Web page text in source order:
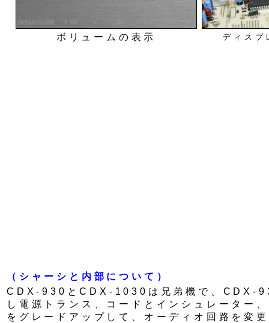
ボリュームの表示 ディスプ
（シャーシと内部について）
CDX-930とCDX-1030は兄弟機で、CDX-
し電源トランス、コードとインシュレーター
をグレードアップして、オーディオ回路を変